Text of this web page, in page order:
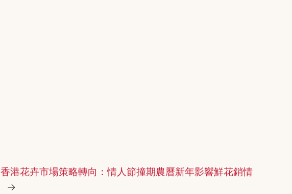
香港花卉市場策略轉向：情人節撞期農曆新年影響鮮花銷情
→